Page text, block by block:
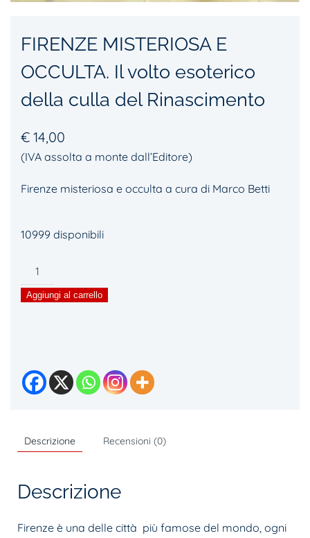
FIRENZE MISTERIOSA E
OCCULTA. Il volto esoterico
della culla del Rinascimento
€ 14,00
(IVA assolta a monte dall’Editore)
Firenze misteriosa e occulta a cura di Marco Betti
10999 disponibili
FIRENZE
E
esoterico
della
Rinascimento
Aggiungi al carrello
Descrizione Recensioni (0)
Descrizione
Firenze è una delle città più famose del mondo, ogni